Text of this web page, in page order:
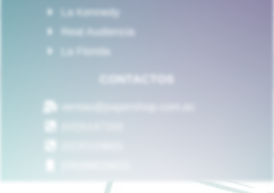
La Kennedy
Real Audiencia
La Florida
CONTACTOS